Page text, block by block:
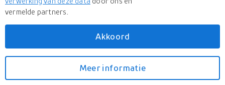
vermelde partners.
Akkoord
Meer informatie